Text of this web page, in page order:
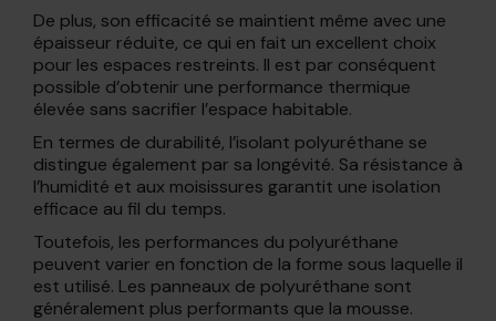
De plus, son efficacité se maintient même avec une
épaisseur réduite, ce qui en fait un excellent choix
pour les espaces restreints. Il est par conséquent
possible d’obtenir une performance thermique
élevée sans sacrifier l’espace habitable.
En termes de durabilité, l’isolant polyuréthane se
distingue également par sa longévité. Sa résistance à
l’humidité et aux moisissures garantit une isolation
efficace au fil du temps.
Toutefois, les performances du polyuréthane
peuvent varier en fonction de la forme sous laquelle il
est utilisé. Les panneaux de polyuréthane sont
généralement plus performants que la mousse.